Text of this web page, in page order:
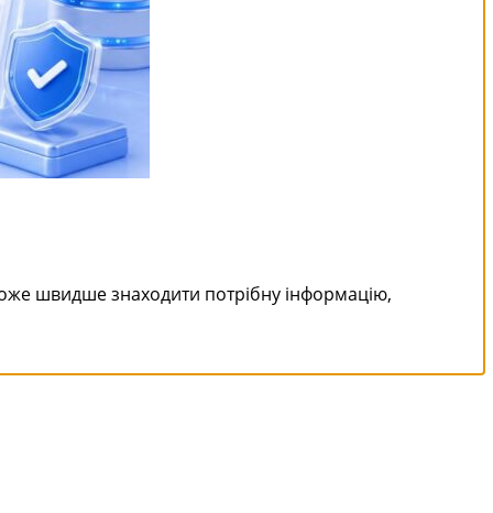
швидше знаходити потрібну інформацію,